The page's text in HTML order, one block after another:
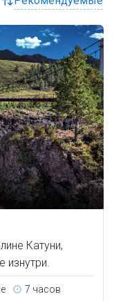
Катуни,
изнутри.
7 часов